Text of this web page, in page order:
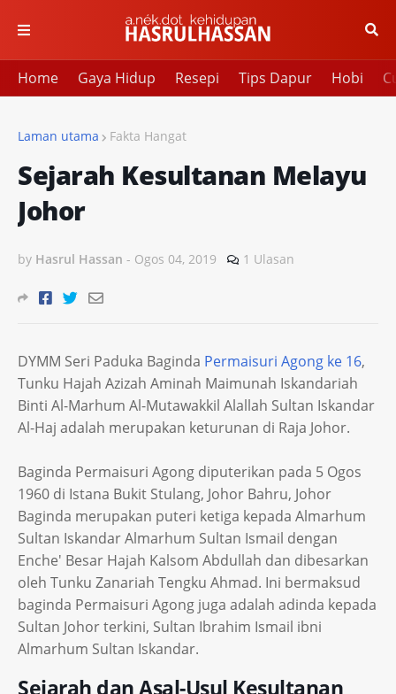
Home Gaya Hidup Resepi Tips Dapur Hobi
Laman utama Fakta Hangat
Sejarah Kesultanan Melayu
Johor
by Hasrul Hassan - Ogos 04, 2019 1 Ulasan
DYMM Seri Paduka Baginda Permaisuri Agong ke 16,
Tunku Hajah Azizah Aminah Maimunah Iskandariah
Binti Al-Marhum Al-Mutawakkil Alallah Sultan Iskandar
Al-Haj adalah merupakan keturunan di Raja Johor.
Baginda Permaisuri Agong diputerikan pada 5 Ogos
1960 di Istana Bukit Stulang, Johor Bahru, Johor
Baginda merupakan puteri ketiga kepada Almarhum
Sultan Iskandar Almarhum Sultan Ismail dengan
Enche' Besar Hajah Kalsom Abdullah dan dibesarkan
oleh Tunku Zanariah Tengku Ahmad. Ini bermaksud
baginda Permaisuri Agong juga adalah adinda kepada
Sultan Johor terkini, Sultan Ibrahim Ismail ibni
Almarhum Sultan Iskandar.
Sejarah dan Asal-Usul Kesultanan